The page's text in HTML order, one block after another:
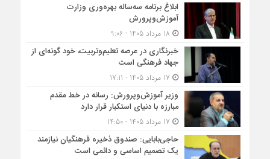
ابلاغ برنامه سه‌ساله بهره‌وری وزارت
آموزش‌وپرورش
خبرنگاری در عرصه تعلیم‌وتربیت، خود گونه‌ای از
جهاد فرهنگی است
وزیر آموزش‌وپرورش: رسانه در خط مقدم
مبارزه با دنیای استکبار قرار دارد
حاجی‌بابایی: صندوق ذخیره فرهنگیان نیازمند
یک تصمیم اساسی و دائمی است